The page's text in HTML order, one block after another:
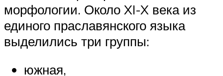
морфологии. Около XI-X века из
единого праславянского языка
выделились три группы:
южная,